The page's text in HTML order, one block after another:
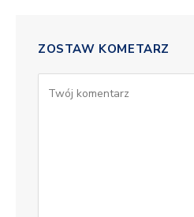
ZOSTAW KOMETARZ